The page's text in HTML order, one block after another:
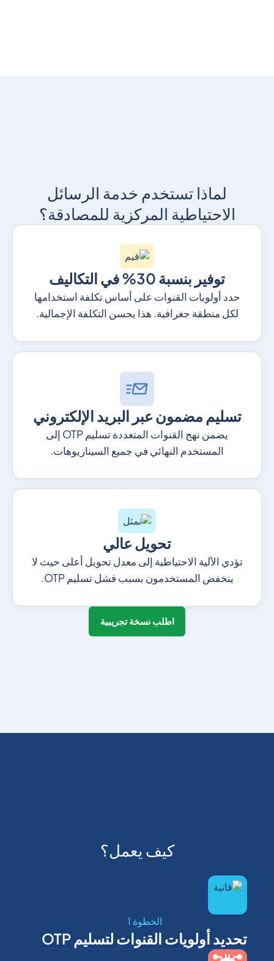
لماذا تستخدم خدمة الرسائل
الاحتياطية المركزية للمصادقة؟
توفير بنسبة 30% في التكاليف
حدد أولويات القنوات على أساس تكلفة استخدامها
لكل منطقة جغرافية. هذا يحسن التكلفة الإجمالية.
تسليم مضمون عبر البريد الإلكتروني
يضمن نهج القنوات المتعددة تسليم OTP إلى
المستخدم النهائي في جميع السيناريوهات.
تحويل عالي
تؤدي الآلية الاحتياطية إلى معدل تحويل أعلى حيث لا
ينخفض المستخدمون بسبب فشل تسليم OTP.
اطلب نسخة تجريبية
كيف يعمل؟
الخطوة 1
تحديد أولويات القنوات لتسليم OTP